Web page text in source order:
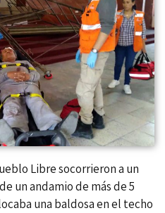
Libre socorrieron a un
un andamio de más de 5
una baldosa en el techo